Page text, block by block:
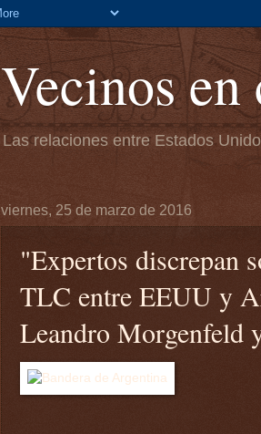
Vecinos
Las relaciones entre Estados
viernes, 25 de marzo de 2016
"Expertos discrepan
TLC entre EEUU y
Leandro Morgenfeld